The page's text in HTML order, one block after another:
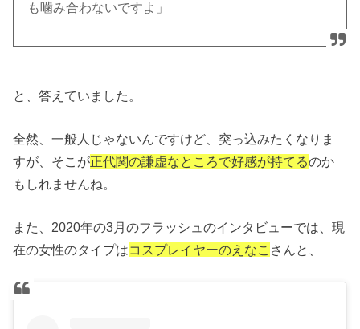
も噛み合わないですよ」
と、答えていました。
全然、一般人じゃないんですけど、突っ込みたくなりま
すが、そこが正代関の謙虚なところで好感が持てるのか
もしれませんね。
また、2020年の3月のフラッシュのインタビューでは、現
在の女性のタイプはコスプレイヤーのえなこ さんと、